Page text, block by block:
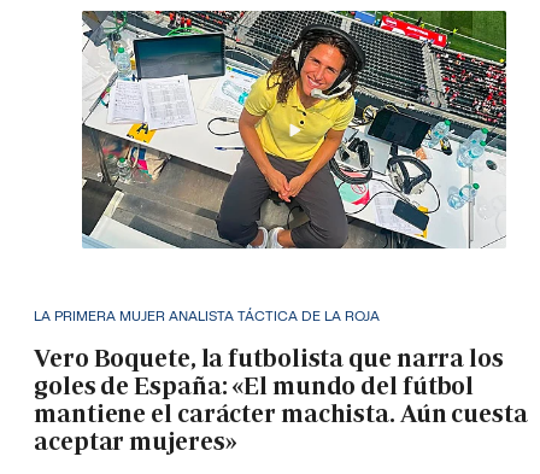
LA PRIMERA MUJER ANALISTA TÁCTICA DE LA ROJA
Vero Boquete, la futbolista que narra los
goles de España: «El mundo del fútbol
mantiene el carácter machista. Aún cuesta
aceptar mujeres»